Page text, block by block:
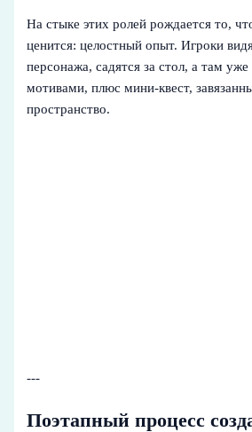
На стыке этих ролей рождается то,
ценится: целостный опыт. Игроки
персонажа, садятся за стол, а там
мотивами, плюс мини-квест,
пространство.
---
Поэтапный процесс